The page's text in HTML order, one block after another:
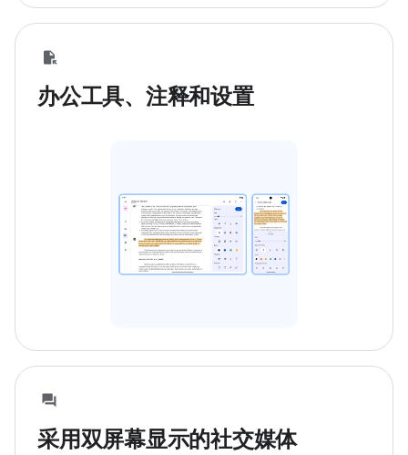
办公工具、注释和设置
采用双屏幕显示的社交媒体